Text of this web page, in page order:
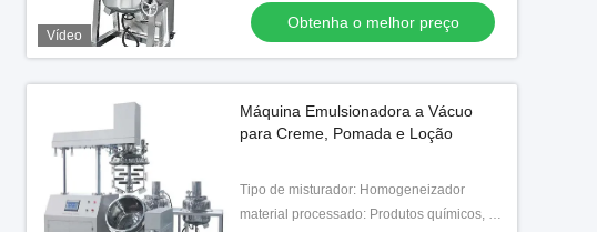
Vídeo
Obtenha o melhor preço
Máquina Emulsionadora a Vácuo
para Creme, Pomada e Loção
Tipo de misturador: Homogeneizador
material processado: Produtos químicos, alimento, medicina